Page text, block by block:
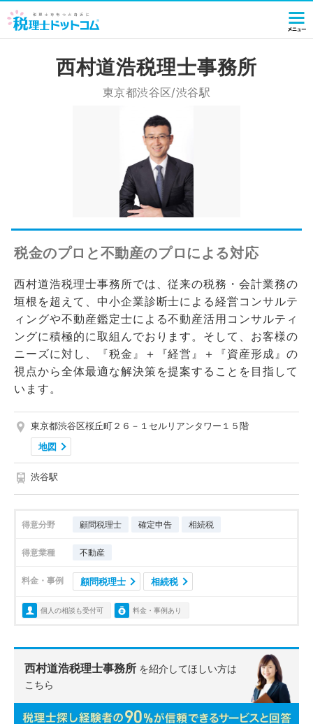
西村道浩税理士事務所
東京都渋谷区/渋谷駅
税金のプロと不動産のプロによる対応
西村道浩税理士事務所では、従来の税務・会計業務の
垣根を超えて、中小企業診断士による経営コンサルテ
ィングや不動産鑑定士による不動産活用コンサルティ
ングに積極的に取組んでおります。そして、お客様の
ニーズに対し、『税金』＋『経営』＋『資産形成』の
視点から全体最適な解決策を提案することを目指して
います。
東京都渋谷区桜丘町２６－１セルリアンタワー１５階
地図
渋谷駅
得意分野 顧問税理士 確定申告 相続税
得意業種 不動産
料金・事例 顧問税理士 相続税
個人の相談も受付可 料金・事例あり
西村道浩税理士事務所 を紹介してほしい方は
こちら